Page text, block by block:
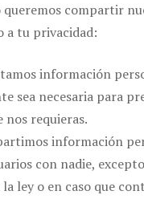
queremos compartir
a tu privacidad:
información
sea necesaria para
nos requieras.
información
con nadie,
ley o en caso que